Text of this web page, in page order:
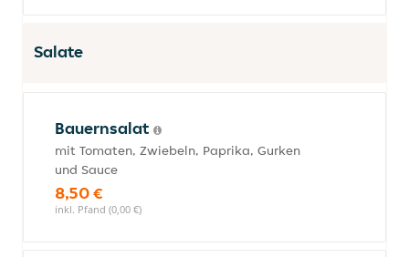
Salate
Bauernsalat
mit Tomaten, Zwiebeln, Paprika, Gurken
und Sauce
8,50 €
inkl. Pfand (0,00 €)